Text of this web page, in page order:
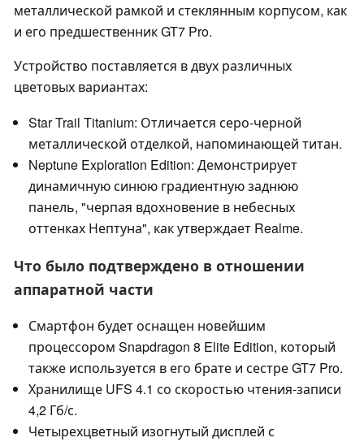
металлической рамкой и стеклянным корпусом, как
и его предшественник GT7 Pro.
Устройство поставляется в двух различных
цветовых вариантах:
Star Trail Titanium: Отличается серо-черной
металлической отделкой, напоминающей титан.
Neptune Exploration Edition: Демонстрирует
динамичную синюю градиентную заднюю
панель, "черпая вдохновение в небесных
оттенках Нептуна", как утверждает Realme.
Что было подтверждено в отношении
аппаратной части
Смартфон будет оснащен новейшим
процессором Snapdragon 8 Elite Edition, который
также используется в его брате и сестре GT7 Pro.
Хранилище UFS 4.1 со скоростью чтения-записи
4,2 Гб/с.
Четырехцветный изогнутый дисплей с